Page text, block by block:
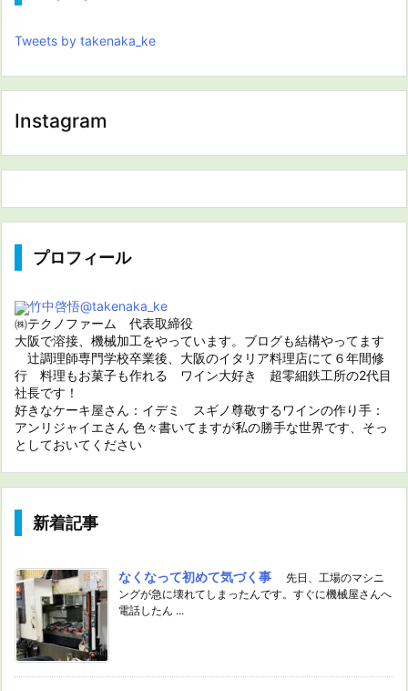
Tweets by takenaka_ke
Instagram
プロフィール
竹中啓悟@takenaka_ke
㈱テクノファーム 代表取締役
大阪で溶接、機械加工をやっています。ブログも結構やってます
辻調理師専門学校卒業後、大阪のイタリア料理店にて６年間修
行 料理もお菓子も作れる ワイン大好き 超零細鉄工所の2代目
社長です！
好きなケーキ屋さん：イデミ スギノ尊敬するワインの作り手：
アンリジャイエさん 色々書いてますが私の勝手な世界です、そっ
としておいてください
新着記事
なくなって初めて気づく事
先日、工場のマシニ
ングが急に壊れてしまったんです。すぐに機械屋さんへ
電話したん ...